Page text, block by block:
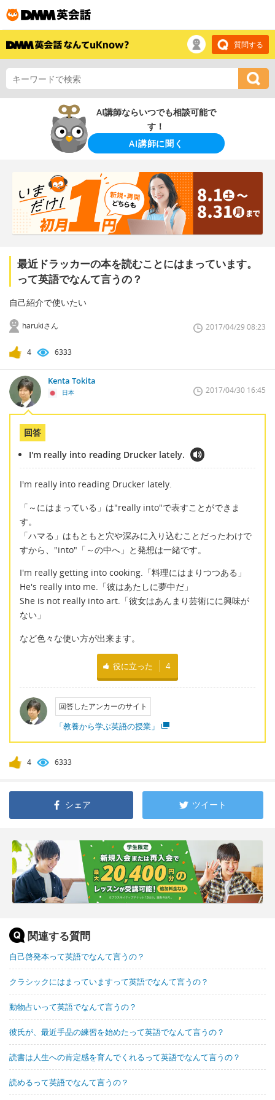
質問する
AI講師ならいつでも相談可能で
す！
AI講師に聞く
最近ドラッカーの本を読むことにはまっています。
って英語でなんて言うの？
自己紹介で使いたい
harukiさん 2017/04/29 08:23
4 6333
Kenta Tokita
日本 2017/04/30 16:45
回答
I'm really into reading Drucker lately.
I'm really into reading Drucker lately.
「～にはまっている」は"really into"で表すことができま
す。
「ハマる」はもともと穴や深みに入り込むことだったわけで
すから、"into"「～の中へ」と発想は一緒です。
I'm really getting into cooking.「料理にはまりつつある」
He's really into me.「彼はあたしに夢中だ」
She is not really into art.「彼女はあんまり芸術にに興味が
ない」
など色々な使い方が出来ます。
役に立った 4
回答したアンカーのサイト
「教養から学ぶ英語の授業」
4 6333
シェア ツイート
関連する質問
自己啓発本って英語でなんて言うの？
クラシックにはまっていますって英語でなんて言うの？
動物占いって英語でなんて言うの？
彼氏が、最近手品の練習を始めたって英語でなんて言うの？
読書は人生への肯定感を育んでくれるって英語でなんて言うの？
読めるって英語でなんて言うの？